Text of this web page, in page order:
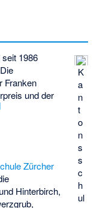
K
a
n
t
o
n
s
s
c
h
ul
1986
Franken
und der
Zürcher
Hinterbirch,